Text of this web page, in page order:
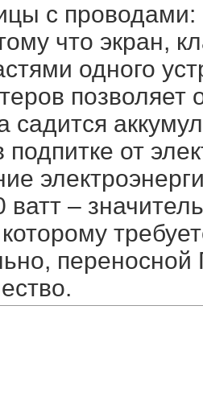
с проводами:
что экран,
одного
позволяет
садится
подпитке от
ватт –
переносной